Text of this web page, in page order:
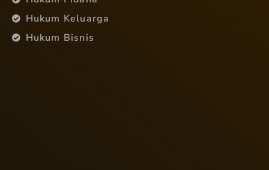
Hukum Keluarga
Hukum Bisnis